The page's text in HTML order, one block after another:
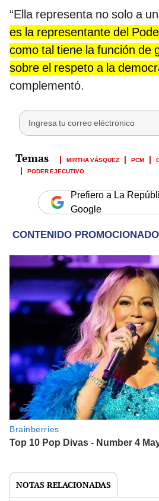
“Ella representa no solo a
es la representante del
como tal tiene la función de
sobre el respeto a la
complementó.
MIRTHA VÁSQUEZ PCM
PODER EJECUTIVO
Prefiero a La
Google
NOTAS RELACIONADAS